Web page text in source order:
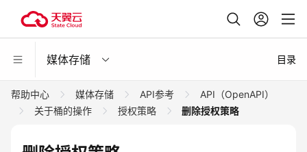
媒体存储 目录
帮助中心 媒体存储 API参考
API（OpenAPI）
关于桶的操作
授权策略 删除授权策略